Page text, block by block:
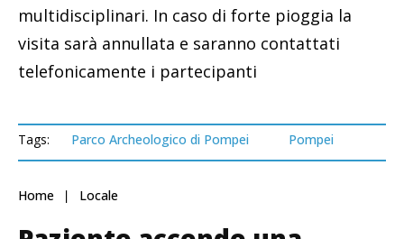
multidisciplinari. In caso di forte pioggia la
visita sarà annullata e saranno contattati
telefonicamente i partecipanti
Tags: Parco Archeologico di Pompei Pompei
Home Locale